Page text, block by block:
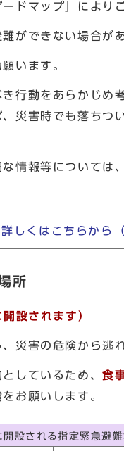
ドマップ」により
ができない場合があ
います。
行動をあらかじめ
災害時でも落ちつ
情報等については
しくはこちらから
所
設されます）
災害の危険から逃
しているため、食
お願いします。
設される指定緊急避